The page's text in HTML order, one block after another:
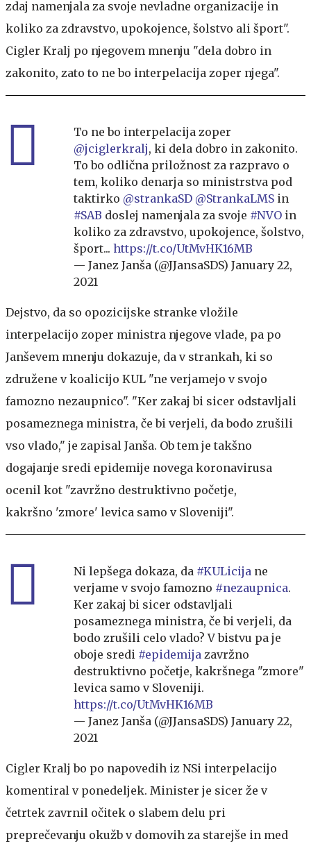
zdaj namenjala za svoje nevladne organizacije in
koliko za zdravstvo, upokojence, šolstvo ali šport".
Cigler Kralj po njegovem mnenju "dela dobro in
zakonito, zato to ne bo interpelacija zoper njega".
To ne bo interpelacija zoper
@jciglerkralj, ki dela dobro in zakonito.
To bo odlična priložnost za razpravo o
tem, koliko denarja so ministrstva pod
taktirko @strankaSD @StrankaLMS in
#SAB doslej namenjala za svoje #NVO in
koliko za zdravstvo, upokojence, šolstvo,
šport... https://t.co/UtMvHK16MB
— Janez Janša (@JJansaSDS) January 22,
2021
Dejstvo, da so opozicijske stranke vložile
interpelacijo zoper ministra njegove vlade, pa po
Janševem mnenju dokazuje, da v strankah, ki so
združene v koalicijo KUL "ne verjamejo v svojo
famozno nezaupnico". "Ker zakaj bi sicer odstavljali
posameznega ministra, če bi verjeli, da bodo zrušili
vso vlado," je zapisal Janša. Ob tem je takšno
dogajanje sredi epidemije novega koronavirusa
ocenil kot "zavržno destruktivno početje,
kakršno 'zmore' levica samo v Sloveniji".
Ni lepšega dokaza, da #KULicija ne
verjame v svojo famozno #nezaupnica.
Ker zakaj bi sicer odstavljali
posameznega ministra, če bi verjeli, da
bodo zrušili celo vlado? V bistvu pa je
oboje sredi #epidemija zavržno
destruktivno početje, kakršnega "zmore"
levica samo v Sloveniji.
https://t.co/UtMvHK16MB
— Janez Janša (@JJansaSDS) January 22,
2021
Cigler Kralj bo po napovedih iz NSi interpelacijo
komentiral v ponedeljek. Minister je sicer že v
četrtek zavrnil očitek o slabem delu pri
preprečevanju okužb v domovih za starejše in med